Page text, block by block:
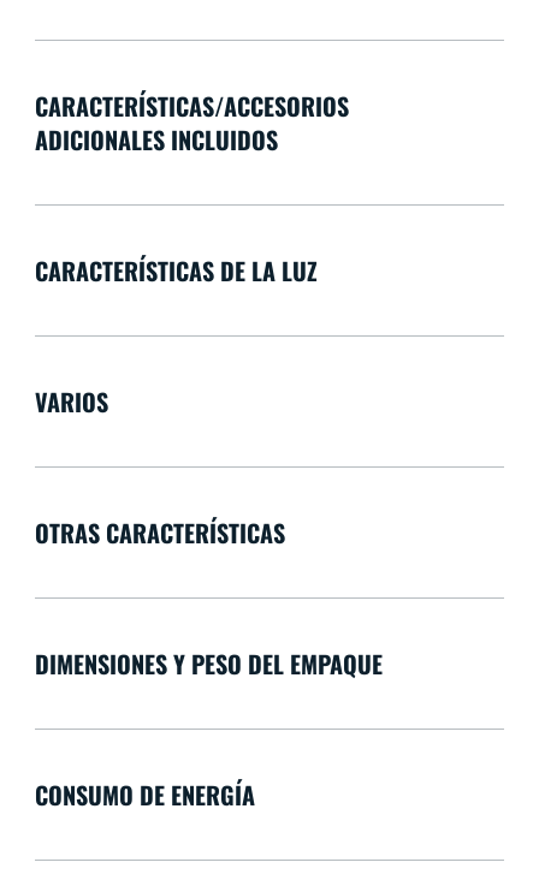
CARACTERÍSTICAS/ACCESORIOS
ADICIONALES INCLUIDOS
CARACTERÍSTICAS DE LA LUZ
VARIOS
OTRAS CARACTERÍSTICAS
DIMENSIONES Y PESO DEL EMPAQUE
CONSUMO DE ENERGÍA